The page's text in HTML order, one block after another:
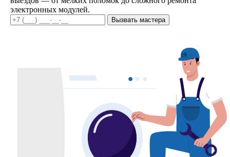
электронных модулей.
Вызвать мастера